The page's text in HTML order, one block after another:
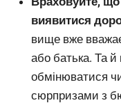
виявитися
вище вже
або батька. Та й
обмінюватися
сюрпризами з